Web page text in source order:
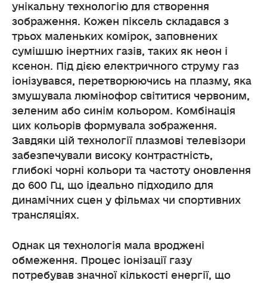
унікальну технологію для створення
зображення. Кожен піксель складався з
трьох маленьких комірок, заповнених
сумішшю інертних газів, таких як неон і
ксенон. Під дією електричного струму газ
іонізувався, перетворюючись на плазму, яка
змушувала люмінофор світитися червоним,
зеленим або синім кольором. Комбінація
цих кольорів формувала зображення.
Завдяки цій технології плазмові телевізори
забезпечували високу контрастність,
глибокі чорні кольори та частоту оновлення
до 600 Гц, що ідеально підходило для
динамічних сцен у фільмах чи спортивних
трансляціях.
Однак ця технологія мала вроджені
обмеження. Процес іонізації газу
потребував значної кількості енергії, що